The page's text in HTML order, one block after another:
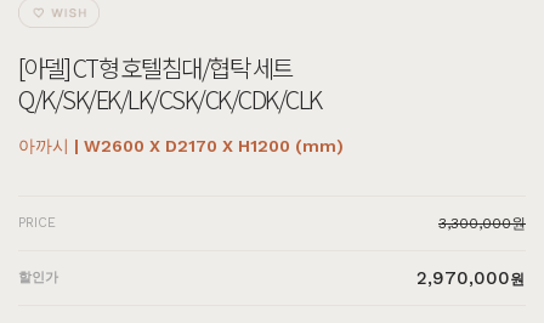
[아델] CT형 호텔침대/협탁 세트
Q/K/SK/EK/LK/CSK/CK/CDK/CLK
아까시 | W2600 X D2170 X H1200 (mm)
PRICE 3,300,000원
할인가 2,970,000원